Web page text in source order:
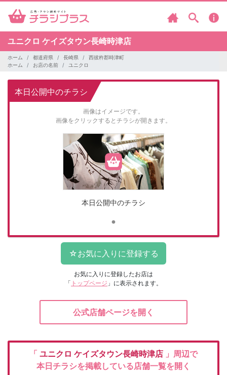
ユニクロ ケイズタウン長崎時津店
ホーム 都道府県 長崎県
西彼杵郡時津町
ホーム
お店の名前 ユニクロ
本日公開中のチラシ
画像はイメージです。
画像をクリックするとチラシが開きます。
本日公開中のチラシ
お気に入りに登録したお店は
「 トップページ 」に表示されます。
公式店舗ページを開く
「 ユニクロ ケイズタウン長崎時津店 」周辺で
本日チラシを掲載している店舗一覧を開く